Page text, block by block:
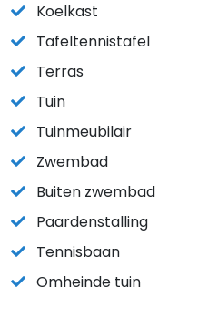
Koelkast
Tafeltennistafel
Terras
Tuin
Tuinmeubilair
Zwembad
Buiten zwembad
Paardenstalling
Tennisbaan
Omheinde tuin